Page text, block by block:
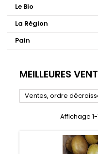
Le Bio
La Région
Pain
MEILLEURES
Ventes, ordre
Affichage